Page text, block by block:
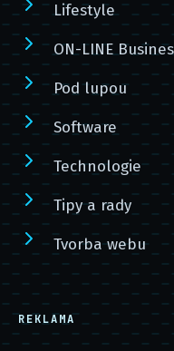
Lifestyle
ON-LINE
Pod lupou
Software
Technologie
Tipy a rady
Tvorba webu
REKLAMA